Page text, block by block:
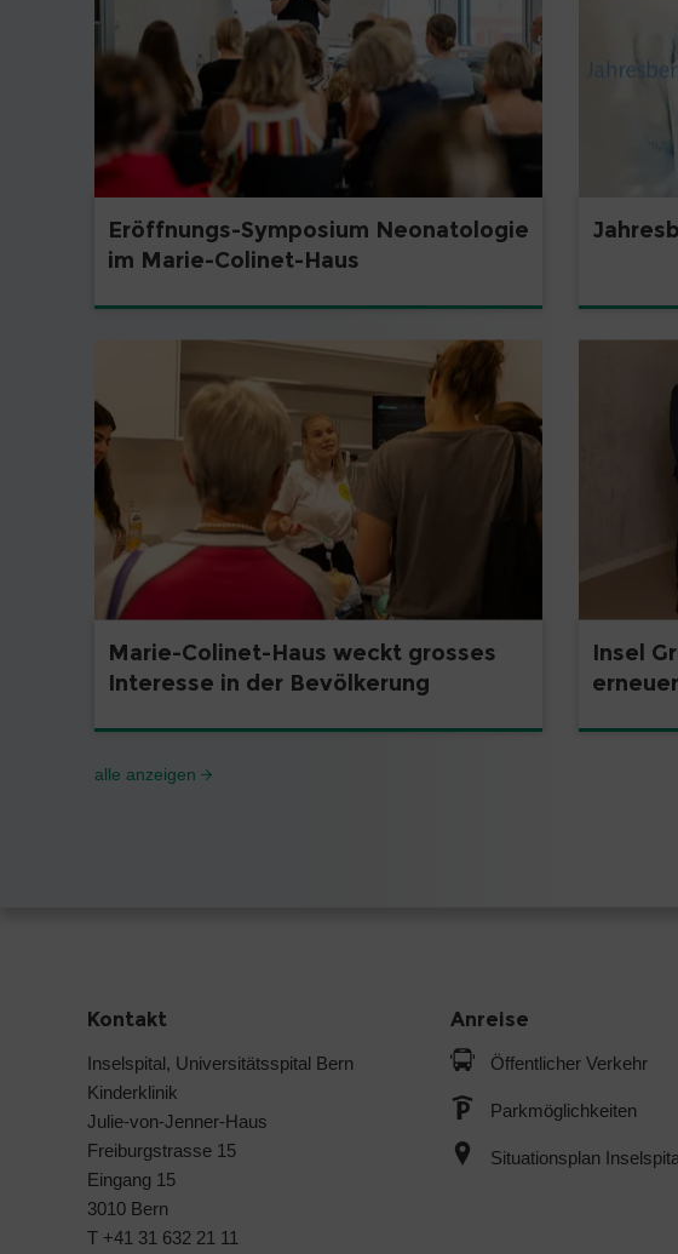
Eröffnungs-Symposium Neonatologie
im Marie-Colinet-Haus
Marie-Colinet-Haus weckt grosses
Interesse in der Bevölkerung
Insel
alle anzeigen
Kontakt
Inselspital, Universitätsspital Bern
Kinderklinik
Julie-von-Jenner-Haus
Freiburgstrasse 15
Eingang 15
3010 Bern
T +41 31 632 21 11
Anreise
Öffentlicher Verkehr
Parkmöglichkeiten
Situationsplan